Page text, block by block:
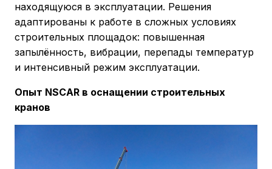
находящуюся в эксплуатации. Решения
адаптированы к работе в сложных условиях
строительных площадок: повышенная
запылённость, вибрации, перепады температур
и интенсивный режим эксплуатации.
Опыт NSCAR в оснащении строительных
кранов